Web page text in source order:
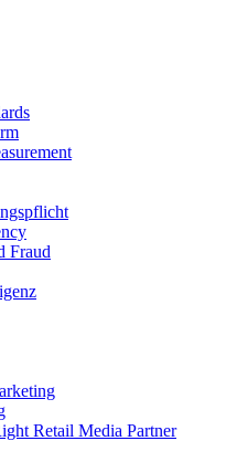
Fraud
Retail Media Partner